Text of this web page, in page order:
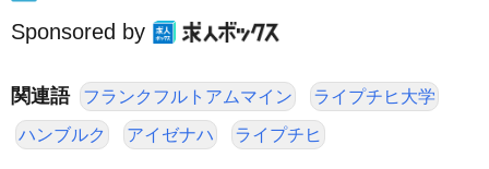
Sponsored by
関連語 フランクフルトアムマイン ライプチヒ大学
ハンブルク アイゼナハ ライプチヒ